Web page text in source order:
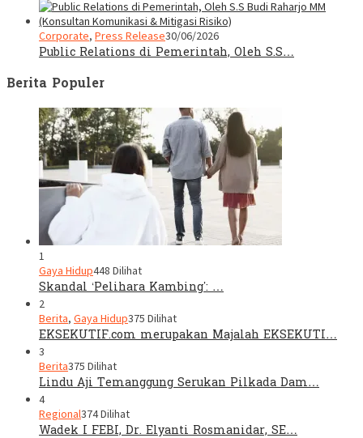
Corporate, Press Release30/06/2026
Public Relations di Pemerintah, Oleh S.S…
Berita Populer
1
Gaya Hidup448 Dilihat
Skandal ‘Pelihara Kambing’: …
2
Berita, Gaya Hidup375 Dilihat
EKSEKUTIF.com merupakan Majalah EKSEKUTI…
3
Berita375 Dilihat
Lindu Aji Temanggung Serukan Pilkada Dam…
4
Regional374 Dilihat
Wadek I FEBI, Dr. Elyanti Rosmanidar, SE…